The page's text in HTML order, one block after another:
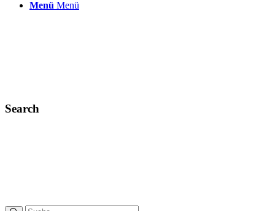
Menü Menü
Search